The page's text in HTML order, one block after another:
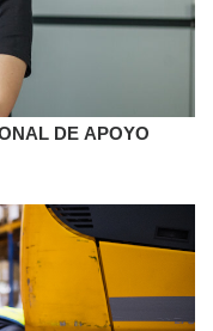
DE APOYO